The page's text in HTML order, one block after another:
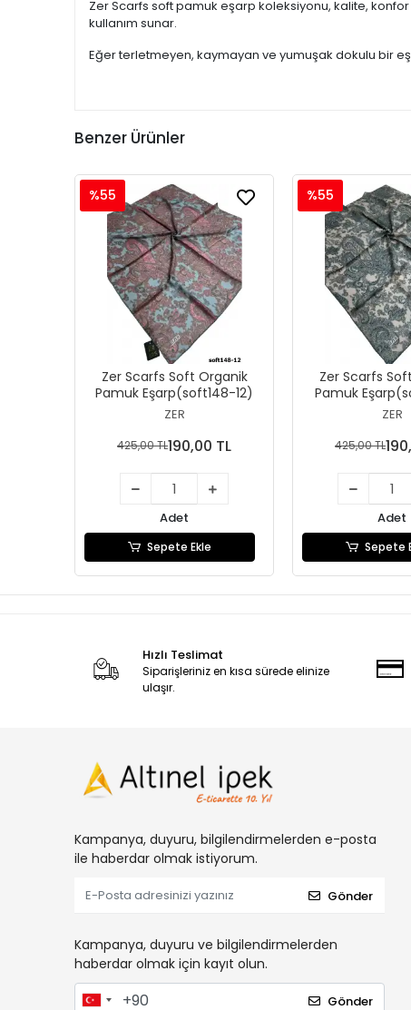
Zer Scarfs soft pamuk eşarp koleksiyonu, kalite,
kullanım sunar.
Eğer terletmeyen, kaymayan ve yumuşak dokulu bir
Benzer Ürünler
Zer Scarfs Soft Organik
Pamuk Eşarp(soft148-12)
ZER
%55
425,00 TL190,00 TL
Adet
Sepete Ekle
Zer Scarfs
Pamuk
ZER
%55
425,00 TL
Adet
Sepete
Hızlı Teslimat
Siparişleriniz en kısa sürede elinize
ulaşır.
Kampanya, duyuru, bilgilendirmelerden e-posta
ile haberdar olmak istiyorum.
Gönder
Kampanya, duyuru ve bilgilendirmelerden
haberdar olmak için kayıt olun.
Gönder